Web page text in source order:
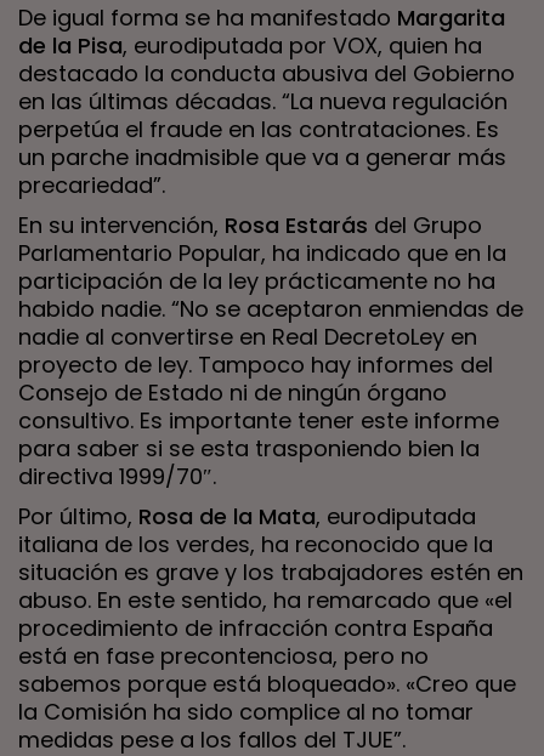
De igual forma se ha manifestado Margarita
de la Pisa, eurodiputada por VOX, quien ha
destacado la conducta abusiva del Gobierno
en las últimas décadas. “La nueva regulación
perpetúa el fraude en las contrataciones. Es
un parche inadmisible que va a generar más
precariedad”.
En su intervención, Rosa Estarás del Grupo
Parlamentario Popular, ha indicado que en la
participación de la ley prácticamente no ha
habido nadie. “No se aceptaron enmiendas de
nadie al convertirse en Real DecretoLey en
proyecto de ley. Tampoco hay informes del
Consejo de Estado ni de ningún órgano
consultivo. Es importante tener este informe
para saber si se esta trasponiendo bien la
directiva 1999/70″.
Por último, Rosa de la Mata, eurodiputada
italiana de los verdes, ha reconocido que la
situación es grave y los trabajadores estén en
abuso. En este sentido, ha remarcado que «el
procedimiento de infracción contra España
está en fase precontenciosa, pero no
sabemos porque está bloqueado». «Creo que
la Comisión ha sido complice al no tomar
medidas pese a los fallos del TJUE”.